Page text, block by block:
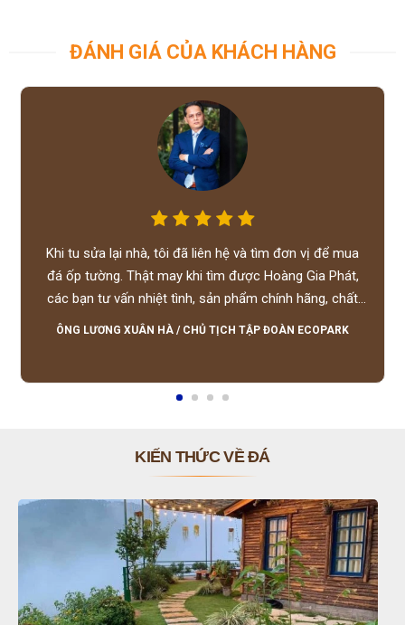
ĐÁNH GIÁ CỦA KHÁCH HÀNG
Khi tu sửa lại nhà, tôi đã liên hệ và tìm đơn vị để mua
đá ốp tường. Thật may khi tìm được Hoàng Gia Phát,
các bạn tư vấn nhiệt tình, sản phẩm chính hãng, chất
lượng tốt, giá hợp lý, hỗ trợ tận tình.
ÔNG LƯƠNG XUÂN HÀ / CHỦ TỊCH TẬP ĐOÀN ECOPARK
KIẾN THỨC VỀ ĐÁ